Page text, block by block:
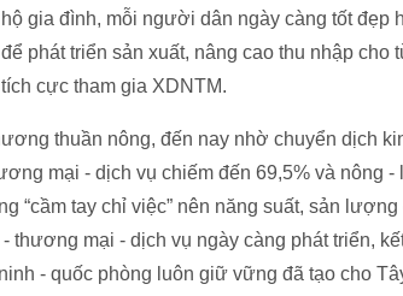
gia đình, mỗi người dân ngày càng tốt đẹp
phát triển sản xuất, nâng cao thu nhập
cực tham gia XDNTM.
thuần nông, đến nay nhờ chuyển dịch
mại - dịch vụ chiếm đến 69,5% và nông
“cầm tay chỉ việc” nên năng suất, sản
thương mại - dịch vụ ngày càng phát triển,
- quốc phòng luôn giữ vững đã tạo cho